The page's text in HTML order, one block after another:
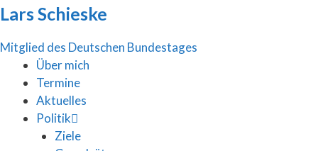
Lars Schieske
Mitglied des Deutschen Bundestages
Über mich
Termine
Aktuelles
Politik
Ziele